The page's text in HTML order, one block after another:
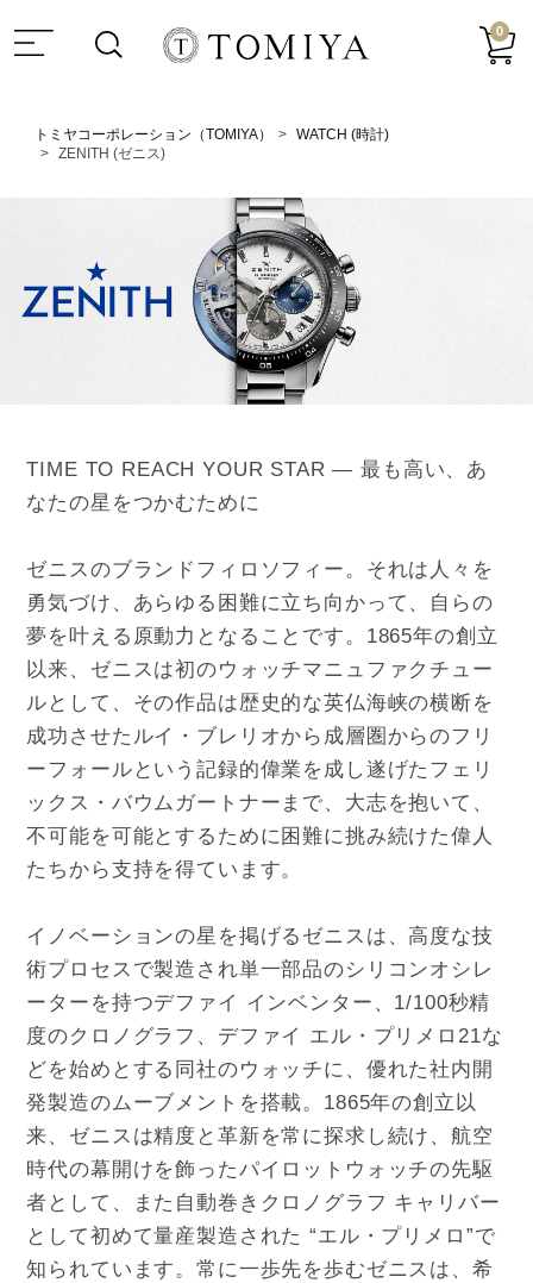
0
トミヤコーポレーション（TOMIYA）
WATCH (時計)
ZENITH (ゼニス)
TIME TO REACH YOUR STAR ― 最も高い、あ
なたの星をつかむために
ゼニスのブランドフィロソフィー。それは人々を
勇気づけ、あらゆる困難に立ち向かって、自らの
夢を叶える原動力となることです。1865年の創立
以来、ゼニスは初のウォッチマニュファクチュー
ルとして、その作品は歴史的な英仏海峡の横断を
成功させたルイ・ブレリオから成層圏からのフリ
ーフォールという記録的偉業を成し遂げたフェリ
ックス・バウムガートナーまで、大志を抱いて、
不可能を可能とするために困難に挑み続けた偉人
たちから支持を得ています。
イノベーションの星を掲げるゼニスは、高度な技
術プロセスで製造され単一部品のシリコンオシレ
ーターを持つデファイ インベンター、1/100秒精
度のクロノグラフ、デファイ エル・プリメロ21な
どを始めとする同社のウォッチに、優れた社内開
発製造のムーブメントを搭載。1865年の創立以
来、ゼニスは精度と革新を常に探求し続け、航空
時代の幕開けを飾ったパイロットウォッチの先駆
者として、また自動巻きクロノグラフ キャリバー
として初めて量産製造された “エル・プリメロ”で
知られています。常に一歩先を歩むゼニスは、希